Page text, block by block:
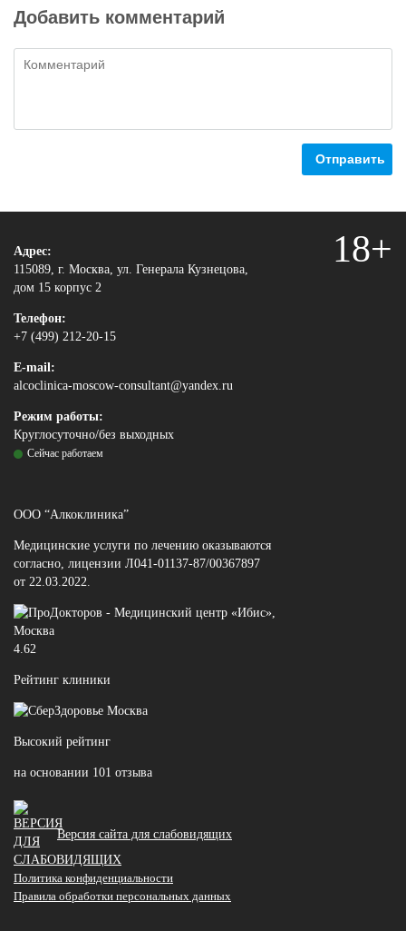
Добавить комментарий
Отправить
Адрес:
115089, г. Москва, ул. Генерала Кузнецова,
дом 15 корпус 2
Телефон:
+7 (499) 212-20-15
E-mail:
alcoclinica-moscow-consultant@yandex.ru
Режим работы:
Круглосуточно/без выходных
Сейчас работаем
ООО “Алкоклиника”
Медицинские услуги по лечению оказываются
согласно, лицензии Л041-01137-87/00367897
от 22.03.2022.
18+
4.62
Рейтинг клиники
Высокий рейтинг
на основании 101 отзыва
Версия сайта для слабовидящих
Политика конфиденциальности
Правила обработки персональных данных